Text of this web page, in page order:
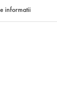
informatii